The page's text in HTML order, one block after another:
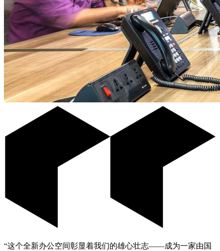
“这个全新办公空间彰显着我们的雄心壮志——成为一家由国